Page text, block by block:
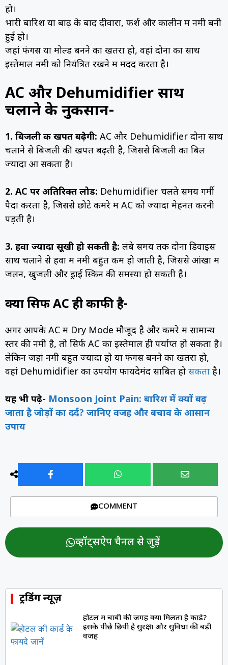
हो।
भारी बारिश या बाढ़ के बाद दीवारों, फर्श और कालीन में नमी बनी
हुई हो।
जहां फंगस या मोल्ड बनने का खतरा हो, वहां दोनों का साथ
इस्तेमाल नमी को नियंत्रित रखने में मदद करता है।
AC और Dehumidifier साथ
चलाने के नुकसान-
1. बिजली की खपत बढ़ेगी: AC और Dehumidifier दोनों साथ
चलाने से बिजली की खपत बढ़ती है, जिससे बिजली का बिल
ज्यादा आ सकता है।
2. AC पर अतिरिक्त लोड: Dehumidifier चलते समय गर्मी
पैदा करता है, जिससे छोटे कमरे में AC को ज्यादा मेहनत करनी
पड़ती है।
3. हवा ज्यादा सूखी हो सकती है: लंबे समय तक दोनों डिवाइस
साथ चलाने से हवा में नमी बहुत कम हो जाती है, जिससे आंखों में
जलन, खुजली और ड्राई स्किन की समस्या हो सकती है।
क्या सिर्फ AC ही काफी है-
अगर आपके AC में Dry Mode मौजूद है और कमरे में सामान्य
स्तर की नमी है, तो सिर्फ AC का इस्तेमाल ही पर्याप्त हो सकता है।
लेकिन जहां नमी बहुत ज्यादा हो या फंगस बनने का खतरा हो,
वहां Dehumidifier का उपयोग फायदेमंद साबित हो सकता है।
यह भी पढ़े- Monsoon Joint Pain: बारिश में क्यों बढ़
जाता है जोड़ों का दर्द? जानिए वजह और बचाव के आसान
उपाय
COMMENT
व्हॉट्सऐप चैनल से जुड़ें
ट्रेंडिंग न्यूज़
होटल में चाबी की जगह क्यों मिलता है कार्ड?
इसके पीछे छिपी है सुरक्षा और सुविधा की बड़ी
वजह